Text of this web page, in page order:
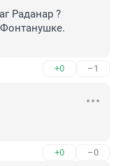
Раданар ?
+0 –1
+0 –0